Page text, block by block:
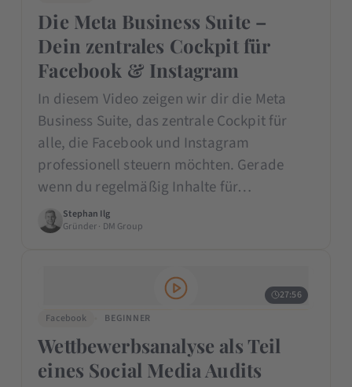
Die Meta Business Suite –
Dein zentrales Cockpit für
Facebook & Instagram
In diesem Video zeigen wir dir die Meta
Business Suite, das zentrale Cockpit für
alle, die Facebook und Instagram
professionell steuern möchten. Gerade
wenn du regelmäßig Inhalte für…
Stephan Ilg
Gründer · DM Group
27:56
Facebook
BEGINNER
Wettbewerbsanalyse als Teil
eines Social Media Audits